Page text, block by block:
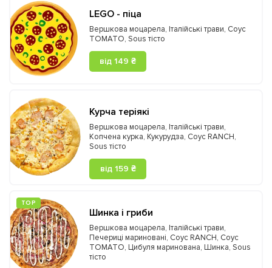
LEGO - піца
Вершкова моцарела, Італійські трави, Соус
TOMATO, Sous тісто
від 149 ₴
Курча теріякі
Вершкова моцарела, Італійські трави,
Копчена курка, Кукурудза, Соус RANCH,
Sous тісто
від 159 ₴
ТOP
Шинка і гриби
Вершкова моцарела, Італійські трави,
Печериці мариновані, Соус RANCH, Соус
TOMATO, Цибуля маринована, Шинка, Sous
тісто